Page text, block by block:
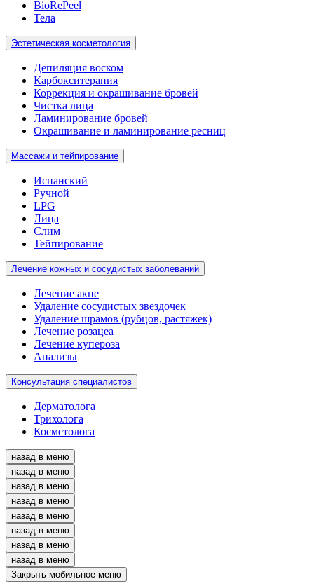
BioRePeel
Тела
Эстетическая косметология
Депиляция воском
Карбокситерапия
Коррекция и окрашивание бровей
Чистка лица
Ламинирование бровей
Окрашивание и ламинирование ресниц
Массажи и тейпирование
Испанский
Ручной
LPG
Лица
Слим
Тейпирование
Лечение кожных и сосудистых заболеваний
Лечение акне
Удаление сосудистых звездочек
Удаление шрамов (рубцов, растяжек)
Лечение розацеа
Лечение купероза
Анализы
Консультация специалистов
Дерматолога
Трихолога
Косметолога
назад в меню
назад в меню
назад в меню
назад в меню
назад в меню
назад в меню
назад в меню
назад в меню
Закрыть мобильное меню